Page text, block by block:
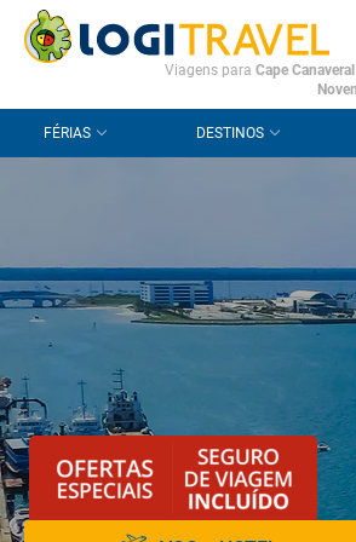
CONTACTO PERGUNTAS FREQUENTES
Viagens para Cape
FÉRIAS DESTINOS